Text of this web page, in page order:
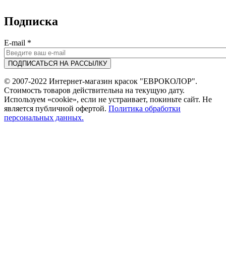
Подписка
E-mail *
© 2007-2022 Интернет-магазин красок "ЕВРОКОЛОР".
Стоимость товаров действительна на текущую дату.
Используем «cookie», если не устраивает, покиньте сайт. Не
является публичной офертой. Политика обработки
персональных данных.